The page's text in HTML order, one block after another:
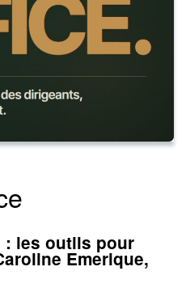
: les outils pour
Emerique,